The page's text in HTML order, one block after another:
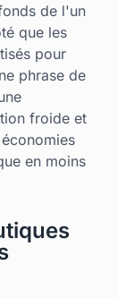
de l'un
que les
pour
phrase de
froide et
en moins